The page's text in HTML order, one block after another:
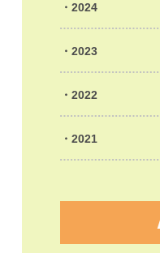
2024
2023
2022
2021